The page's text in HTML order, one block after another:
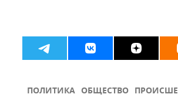
ПОЛИТИКА ОБЩЕСТВО